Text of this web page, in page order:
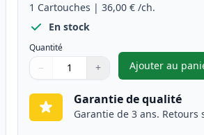
1 Cartouches | 36,00 € /ch.
En stock
Quantité
Quantité
Utilisez les boutons pour ajuster
− +
Quantité
Ajouter au
,
Garantie de qualité
Garantie de 3 ans. Retours